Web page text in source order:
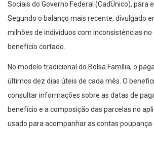
Sociais do Governo Federal (CadÚnico), para
Segundo o balanço mais recente, divulgado
milhões de indivíduos com inconsistências
benefício cortado.
No modelo tradicional do Bolsa Família, o
últimos dez dias úteis de cada mês. O
consultar informações sobre as datas de
benefício e a composição das parcelas no
usado para acompanhar as contas poupança